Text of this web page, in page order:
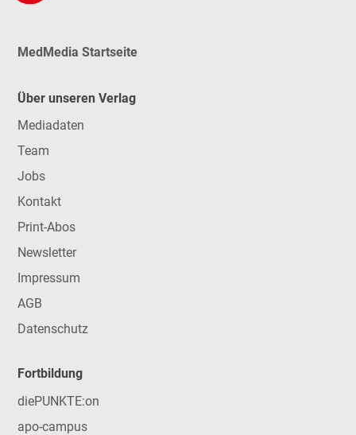
MedMedia Startseite
Über unseren Verlag
Mediadaten
Team
Jobs
Kontakt
Print-Abos
Newsletter
Impressum
AGB
Datenschutz
Fortbildung
diePUNKTE:on
apo-campus